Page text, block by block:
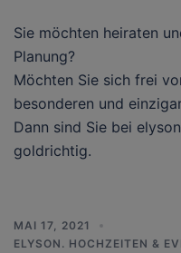
Sie möchten heiraten
Planung?
Möchten Sie sich frei
besonderen und
Dann sind Sie bei
goldrichtig.
MAI 17, 2021
ELYSON. HOCHZEITEN &